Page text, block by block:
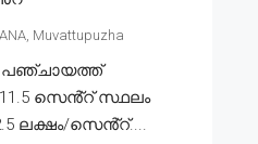
Muvattupuzha
സെൻ്റ് സ്ഥലം
ലക്ഷം/സെൻ്റ്....